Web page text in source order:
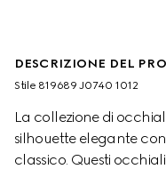
DESCRIZIONE DEL
Stile ‎819689 J0740 1012
La collezione di
silhouette elegante
classico. Questi